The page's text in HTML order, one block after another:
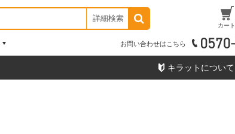
詳細検索
カート
お問い合わせはこちら
キラットについて